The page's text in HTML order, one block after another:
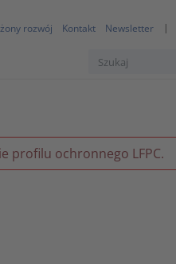
rozwój Kontakt Newsletter
profilu ochronnego LFPC.